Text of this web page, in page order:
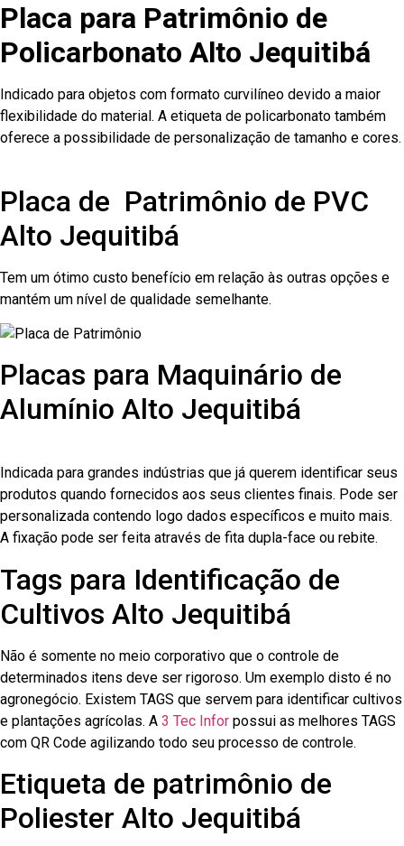
Placa para Patrimônio de
Policarbonato Alto Jequitibá
Indicado para objetos com formato curvilíneo devido a maior
flexibilidade do material. A etiqueta de policarbonato também
oferece a possibilidade de personalização de tamanho e cores.
Placa de Patrimônio de PVC
Alto Jequitibá
Tem um ótimo custo benefício em relação às outras opções e
mantém um nível de qualidade semelhante.
Placas para Maquinário de
Alumínio Alto Jequitibá
Indicada para grandes indústrias que já querem identificar seus
produtos quando fornecidos aos seus clientes finais. Pode ser
personalizada contendo logo dados específicos e muito mais.
A fixação pode ser feita através de fita dupla-face ou rebite.
Tags para Identificação de
Cultivos Alto Jequitibá
Não é somente no meio corporativo que o controle de
determinados itens deve ser rigoroso. Um exemplo disto é no
agronegócio. Existem TAGS que servem para identificar cultivos
e plantações agrícolas. A 3 Tec Infor possui as melhores TAGS
com QR Code agilizando todo seu processo de controle.
Etiqueta de patrimônio de
Poliester Alto Jequitibá